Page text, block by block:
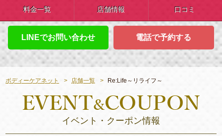
料金一覧 店舗情報 口コミ
LINEでお問い合わせ 電話で予約する
ボディーケアネット 店舗一覧 Re:Life～リライフ～
イベント・クーポン情報